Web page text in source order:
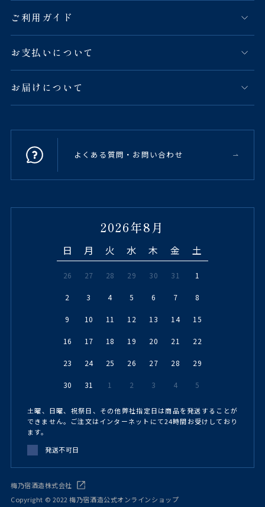
ご利用ガイド
お支払いについて
お届けについて
よくある質問・お問い合わせ
2026年8月
日 月 火 水 木 金 土
26 27 28 29 30 31 1
2 3 4 5 6 7 8
9 10 11 12 13 14 15
16 17 18 19 20 21 22
23 24 25 26 27 28 29
30 31 1 2 3 4 5
土曜、日曜、祝祭日、その他弊社指定日は商品を発送することが
できません。ご注文はインターネットにて24時間お受けしており
ます。
発送不可日
梅乃宿酒造株式会社
Copyright © 2022 梅乃宿酒造公式オンラインショップ